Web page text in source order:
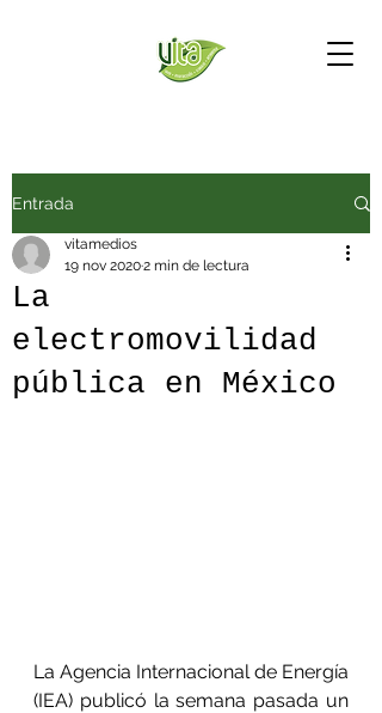
Entrada
La
electromovilidad
pública en México
vitamedios
19 nov 20202 min de lectura
La Agencia Internacional de Energía
(IEA) publicó la semana pasada un